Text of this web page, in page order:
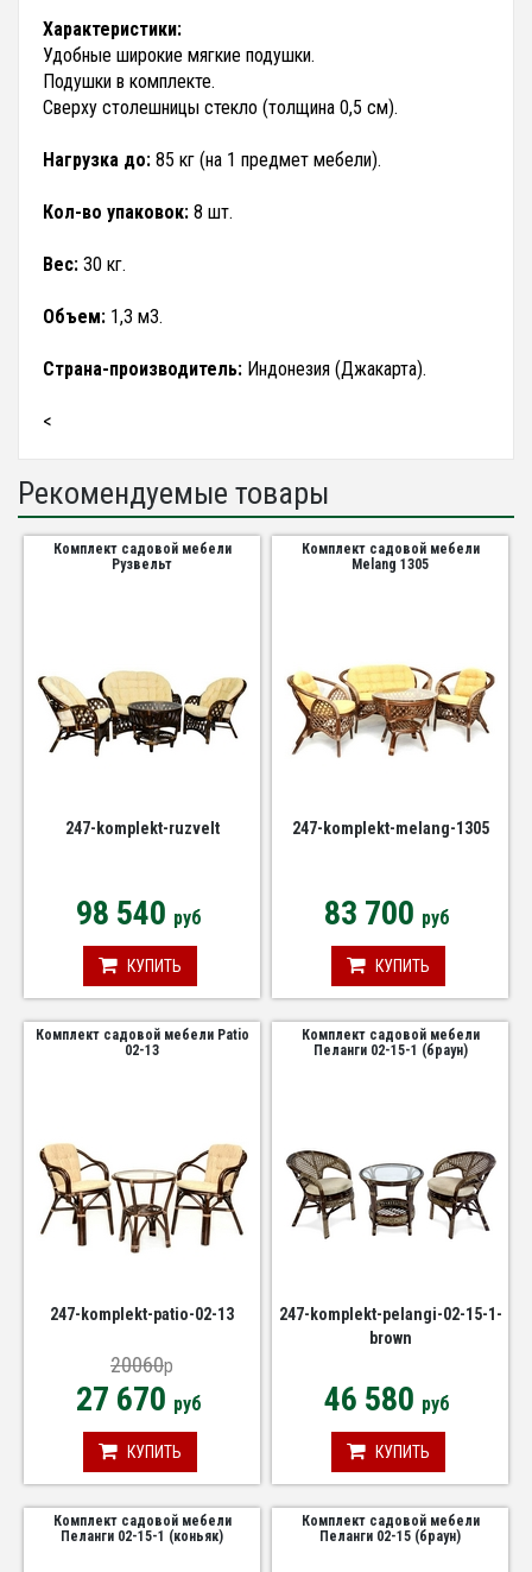
Характеристики:
Удобные широкие мягкие подушки.
Подушки в комплекте.
Сверху столешницы стекло (толщина 0,5 см).
Нагрузка до: 85 кг (на 1 предмет мебели).
Кол-во упаковок: 8 шт.
Вес: 30 кг.
Объем: 1,3 м3.
Страна-производитель: Индонезия (Джакарта).
<
Рекомендуемые товары
Комплект садовой мебели
Рузвельт
247-komplekt-ruzvelt
98 540 руб
КУПИТЬ
Комплект садовой мебели
Melang 1305
247-komplekt-melang-1305
83 700 руб
КУПИТЬ
Комплект садовой мебели Patio
02-13
247-komplekt-patio-02-13
20060p
27 670 руб
КУПИТЬ
Комплект садовой мебели
Пеланги 02-15-1 (браун)
247-komplekt-pelangi-02-15-1-
brown
46 580 руб
КУПИТЬ
Комплект садовой мебели
Пеланги 02-15-1 (коньяк)
Комплект садовой мебели
Пеланги 02-15 (браун)